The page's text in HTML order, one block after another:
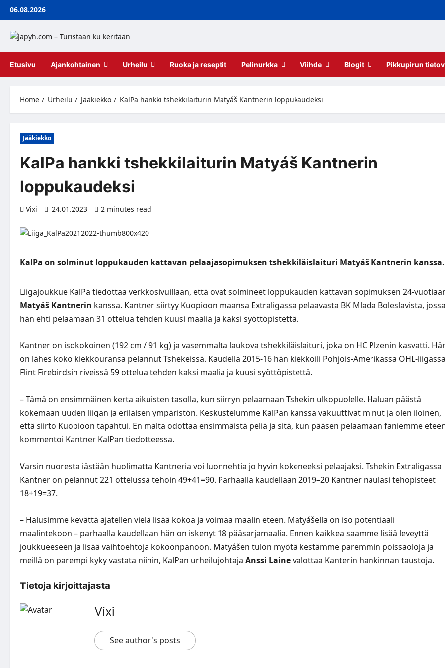
Skip06.08.2026
Etusivu Ajankohtainen Urheilu Ruoka ja reseptit Pelinurkka Viihde Blogit Pikkupirun
Home Urheilu Jääkiekko KalPa hankki tshekkilaiturin Matyáš Kantnerin loppukaudeksi
Jääkiekko
KalPa hankki tshekkilaiturin Matyáš Kantnerin
loppukaudeksi
Vixi 24.01.2023 2 minutes read
KalPa on solminut loppukauden kattavan pelaajasopimuksen tshekkiläislaituri Matyáš Kantnerin kanssa.
Liigajoukkue KalPa tiedottaa verkkosivuillaan, että ovat solmineet loppukauden kattavan sopimuksen 24-
Matyáš Kantnerin kanssa. Kantner siirtyy Kuopioon maansa Extraligassa pelaavasta BK Mlada Boleslavista, jossa
hän ehti pelaamaan 31 ottelua tehden kuusi maalia ja kaksi syöttöpistettä.
Kantner on isokokoinen (192 cm / 91 kg) ja vasemmalta laukova tshekkiläislaituri, joka on HC Plzenin kasvatti.
on lähes koko kiekkouransa pelannut Tshekeissä. Kaudella 2015-16 hän kiekkoili Pohjois-Amerikassa OHL-liigassa
Flint Firebirdsin riveissä 59 ottelua tehden kaksi maalia ja kuusi syöttöpistettä.
– Tämä on ensimmäinen kerta aikuisten tasolla, kun siirryn pelaamaan Tshekin ulkopuolelle. Haluan päästä
kokemaan uuden liigan ja erilaisen ympäristön. Keskustelumme KalPan kanssa vakuuttivat minut ja olen iloinen,
että siirto Kuopioon tapahtui. En malta odottaa ensimmäistä peliä ja sitä, kun pääsen pelaamaan faniemme
kommentoi Kantner KalPan tiedotteessa.
Varsin nuoresta iästään huolimatta Kantneria voi luonnehtia jo hyvin kokeneeksi pelaajaksi. Tshekin Extraligassa
Kantner on pelannut 221 ottelussa tehoin 49+41=90. Parhaalla kaudellaan 2019–20 Kantner naulasi tehopisteet
18+19=37.
– Halusimme kevättä ajatellen vielä lisää kokoa ja voimaa maalin eteen. Matyášella on iso potentiaali
maalintekoon – parhaalla kaudellaan hän on iskenyt 18 pääsarjamaalia. Ennen kaikkea saamme lisää leveyttä
joukkueeseen ja lisää vaihtoehtoja kokoonpanoon. Matyášen tulon myötä kestämme paremmin poissaoloja ja
meillä on parempi kyky vastata niihin, KalPan urheilujohtaja Anssi Lainevalottaa Kanterin hankinnan taustoja.
Tietoja kirjoittajasta
Vixi
See author's posts